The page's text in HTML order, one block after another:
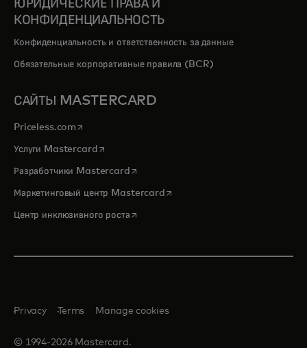
ЮРИДИЧЕСКИЕ ПРАВА И
КОНФИДЕНЦИАЛЬНОСТЬ
Конфиденциальность и ответственность за данные
Обязательные корпоративные правила (BCR)
САЙТЫ MASTERCARD
Priceless.com opens in a new tab
Услуги Mastercardopens in a new tab
Разработчики Mastercardopens in a new tab
Маркетинговый центр Mastercardopens in a new tab
Центр инклюзивного ростаopens in a new tab
© 1994-2026 Mastercard.
Privacy Terms Manage cookies